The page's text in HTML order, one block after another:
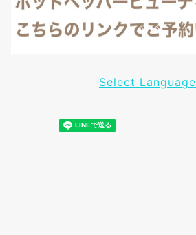
Select Language